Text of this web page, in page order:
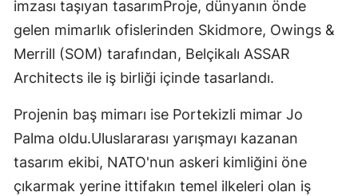
imzası taşıyan tasarımProje, dünyanın önde
gelen mimarlık ofislerinden Skidmore, Owings &
Merrill (SOM) tarafından, Belçikalı ASSAR
Architects ile iş birliği içinde tasarlandı.
Projenin baş mimarı ise Portekizli mimar Jo
Palma oldu.Uluslararası yarışmayı kazanan
tasarım ekibi, NATO'nun askeri kimliğini öne
çıkarmak yerine ittifakın temel ilkeleri olan iş